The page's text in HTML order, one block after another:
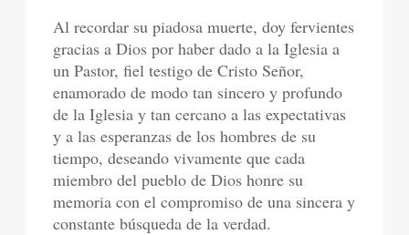
Al recordar su piadosa muerte, doy fervientes
gracias a Dios por haber dado a la Iglesia a
un Pastor, fiel testigo de Cristo Señor,
enamorado de modo tan sincero y profundo
de la Iglesia y tan cercano a las expectativas
y a las esperanzas de los hombres de su
tiempo, deseando vivamente que cada
miembro del pueblo de Dios honre su
memoria con el compromiso de una sincera y
constante búsqueda de la verdad.